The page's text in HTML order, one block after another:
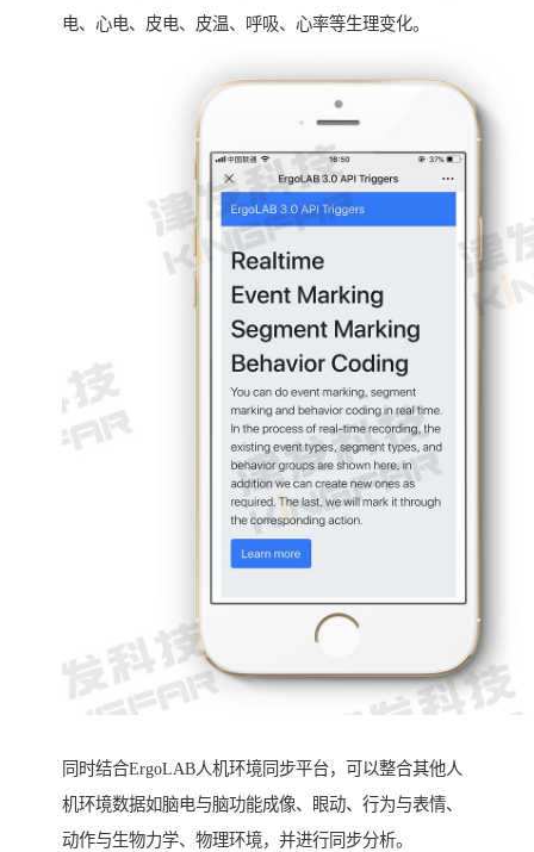
电、心电、皮电、皮温、呼吸、心率等生理变化。
同时结合ErgoLAB人机环境同步平台，可以整合其他人
机环境数据如脑电与脑功能成像、眼动、行为与表情、
动作与生物力学、物理环境，并进行同步分析。